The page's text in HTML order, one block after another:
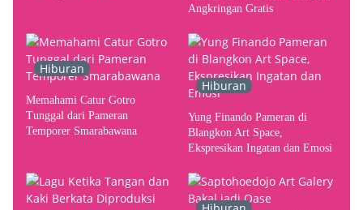
Angkringan Gratis
Hiburan
Memahami Catur Gotro
Tunggal dari Pameran
Temporer Smarabawana
Hiburan
Yung Finando Pameran di
Blangkon Art Space,
Ekspresikan Ingatan dan Emosi